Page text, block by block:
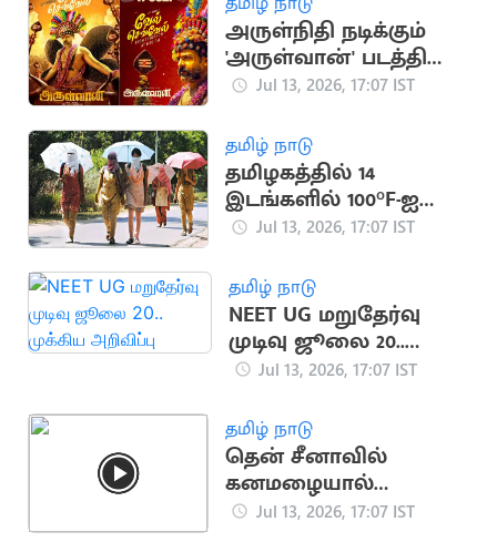
அருள்நிதி நடிக்கும்
'அருள்வான்' படத்தின்
'வேல் செவ்வேல்'
Jul 13, 2026, 17:07 IST
தமிழ் நாடு
தமிழகத்தில் 14
இடங்களில் 100°F-ஐ
தாண்டிய வெப்பநிலை
Jul 13, 2026, 17:07 IST
தமிழ் நாடு
NEET UG மறுதேர்வு
முடிவு ஜூலை 20..
முக்கிய அறிவிப்பு
Jul 13, 2026, 17:07 IST
தமிழ் நாடு
தென் சீனாவில்
கனமழையால்
பொம்மைகளை போல
Jul 13, 2026, 17:07 IST